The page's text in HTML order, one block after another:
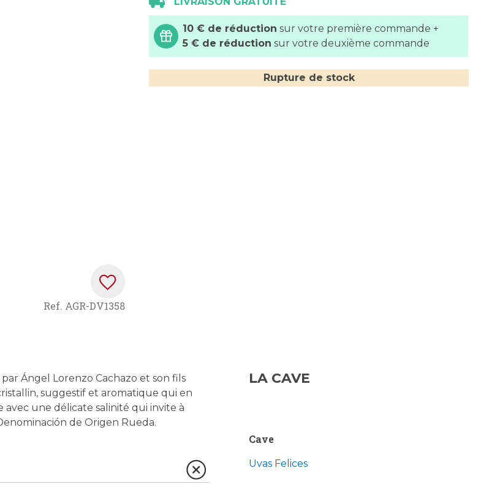
Ref. AGR-DV1358
10 € de réduction sur votre première commande +
5 € de réduction sur votre deuxième commande
Rupture de stock
Ángel Lorenzo Cachazo et son fils
suggestif et aromatique qui en
une délicate salinité qui invite à
de Origen Rueda.
LA CAVE
Cave
Uvas Felices